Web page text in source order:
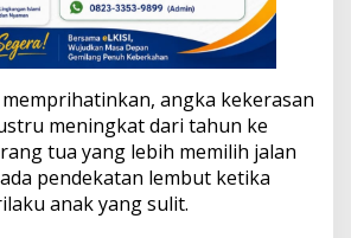
angka kekerasan
meningkat dari tahun ke
tua yang lebih memilih jalan
pendekatan lembut ketika
anak yang sulit.